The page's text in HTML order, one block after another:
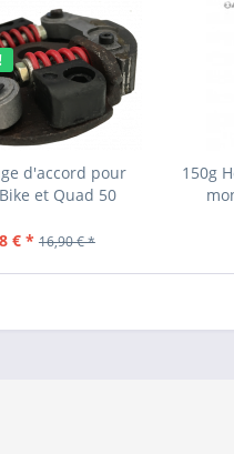
d'accord pour
et Quad 50
€ * 16,90 € *
150g